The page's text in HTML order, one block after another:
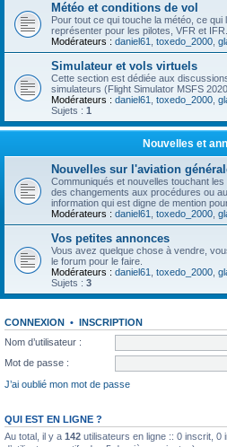
Météo et conditions de vol
Pour tout ce qui touche la météo, ce
représenter pour les pilotes, VFR et IFR.
Modérateurs : daniel61 toxedo_2000
Simulateur et vols virtuels
Cette section est dédiée aux
simulateurs (Flight Simulator MSFS
Modérateurs : daniel61 toxedo_2000
Sujets : 1
Nouvelles et
Nouvelles sur l'aviation
Communiqués et nouvelles touchant
des changements aux procédures ou
information qui est digne de mention
Modérateurs : daniel61 toxedo_2000
Vos petites annonces
Vous avez quelque chose à vendre,
le forum pour le faire.
Modérateurs : daniel61 toxedo_2000
Sujets : 3
CONNEXION • INSCRIPTION
Nom d’utilisateur :
Mot de passe :
J’ai oublié mon mot de passe
QUI EST EN LIGNE ?
Au total, il y a 142 utilisateurs en ligne :: 0 inscrit, 0